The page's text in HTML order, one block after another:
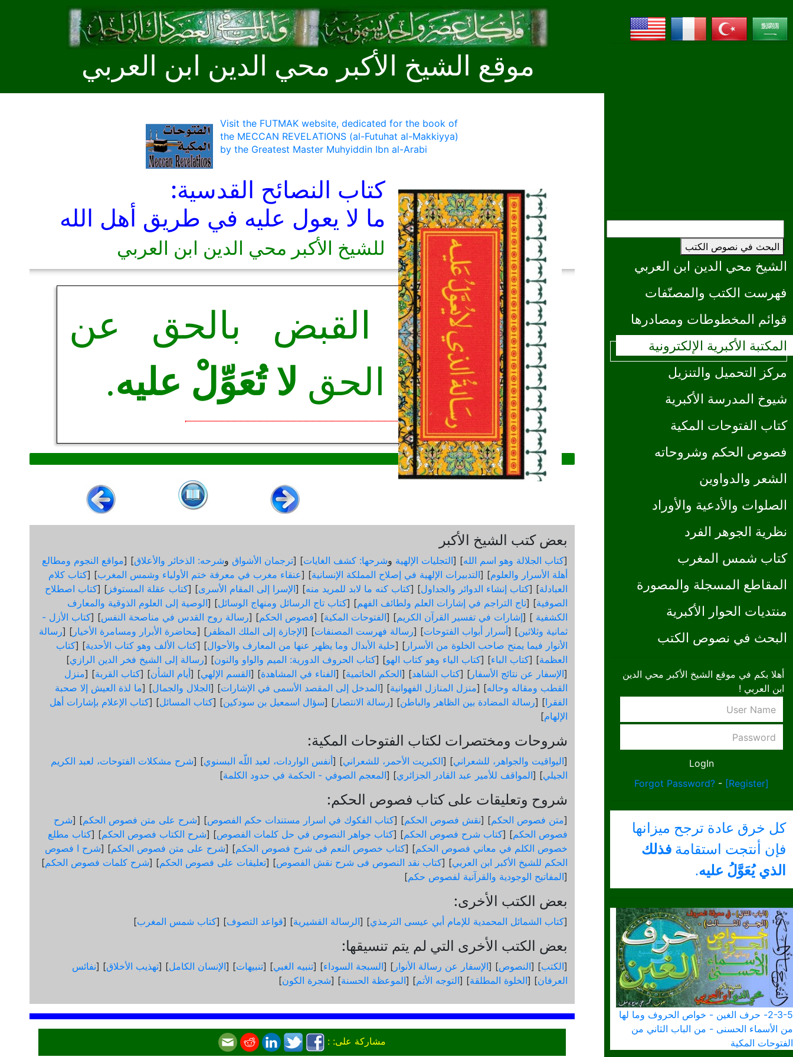
البحث في نصوص الكتب
الشيخ محي الدين ابن العربي
فهرست الكتب والمصنّفات
قوائم المخطوطات ومصادرها
المكتبة الأكبرية الإلكترونية
مركز التحميل والتنزيل
شيوخ المدرسة الأكبرية
كتاب الفتوحات المكية
فصوص الحكم وشروحاته
الشعر والدواوين
الصلوات والأدعية والأوراد
نظرية الجوهر الفرد
كتاب شمس المغرب
المقاطع المسجلة والمصورة
منتديات الحوار الأكبرية
البحث في نصوص الكتب
أهلا بكم في موقع الشيخ الأكبر محي الدين
ابن العربي !
Forgot Password? - [Register]
كل خرق عادة ترجح ميزانها
فإن أنتجت استقامة فذلك
الذي يُعَوَّلُ عليه.
2-3-5- حرف الغين - خواص الحروف وما لها
من الأسماء الحسنى - من الباب الثاني من
الفتوحات المكية
موقع الشيخ الأكبر محي الدين ابن العربي
Visit the FUTMAK website, dedicated for the book of
the MECCAN REVELATIONS (al-Futuhat al-Makkiyya)
by the Greatest Master Muhyiddin Ibn al-Arabi
كتاب النصائح القدسية:
ما لا يعول عليه في طريق أهل الله
للشيخ الأكبر محي الدين ابن العربي
القبض بالحق عن
الحق لا تُعَوِّلْ عليه.
بعض كتب الشيخ الأكبر
[كتاب الجلالة وهو اسم الله] [التجليات الإلهية وشرحها: كشف الغايات] [ترجمان الأشواق وشرحه: الذخائر والأعلاق] [مواقع النجوم ومطالع
أهلة الأسرار والعلوم] [التدبيرات الإلهية في إصلاح المملكة الإنسانية] [عنقاء مغرب في معرفة ختم الأولياء وشمس المغرب] [كتاب كلام
العبادلة] [كتاب إنشاء الدوائر والجداول] [كتاب كنه ما لابد للمريد منه] [الإسرا إلى المقام الأسرى] [كتاب عقلة المستوفز ] [كتاب اصطلاح
الصوفية] [تاج التراجم في إشارات العلم ولطائف الفهم] [كتاب تاج الرسائل ومنهاج الوسائل] [الوصية إلى العلوم الذوقية والمعارف
الكشفية ] [إشارات في تفسير القرآن الكريم] [الفتوحات المكية] [فصوص الحكم] [رسالة روح القدس في مناصحة النفس] [كتاب الأزل -
ثمانية وثلاثين] [أسرار أبواب الفتوحات] [رسالة فهرست المصنفات] [الإجازة إلى الملك المظفر ] [محاضرة الأبرار ومسامرة الأخيار ] [رسالة
الأنوار فيما يمنح صاحب الخلوة من الأسرار ] [حلية الأبدال وما يظهر عنها من المعارف والأحوال] [كتاب الألف وهو كتاب الأحدية] [كتاب
العظمة] [كتاب الباء] [كتاب الياء وهو كتاب الهو] [كتاب الحروف الدورية: الميم والواو والنون] [رسالة إلى الشيخ فخر الدين الرازي]
[الإسفار عن نتائج الأسفار ] [كتاب الشاهد] [الحكم الحاتمية] [الفناء في المشاهدة] [القسم الإلهي] [أيام الشأن] [كتاب القربة] [منزل
القطب ومقاله وحاله] [منزل المنازل الفهوانية] [المدخل إلى المقصد الأسمى في الإشارات] [الجلال والجمال] [ما لذة العيش إلا صحبة
الفقرا] [رسالة المضادة بين الظاهر والباطن] [رسالة الانتصار ] [سؤال اسمعيل بن سودكين] [كتاب المسائل] [كتاب الإعلام بإشارات أهل
الإلهام]
شروحات ومختصرات لكتاب الفتوحات المكية:
[اليواقيت والجواهر، للشعراني] [الكبريت الأحمر، للشعراني] [أنفس الواردات، لعبد اللّه البسنوي] [شرح مشكلات الفتوحات، لعبد الكريم
الجيلي] [المواقف للأمير عبد القادر الجزائري] [المعجم الصوفي - الحكمة في حدود الكلمة]
شروح وتعليقات على كتاب فصوص الحكم:
[متن فصوص الحكم] [نقش فصوص الحكم] [كتاب الفكوك في اسرار مستندات حكم الفصوص] [شرح على متن فصوص الحكم] [شرح
فصوص الحكم] [كتاب شرح فصوص الحكم] [كتاب جواهر النصوص في حل كلمات الفصوص] [شرح الكتاب فصوص الحكم] [كتاب مطلع
خصوص الكلم في معاني فصوص الحكم] [كتاب خصوص النعم فى شرح فصوص الحكم] [شرح على متن فصوص الحكم] [شرح ا فصوص
الحكم للشيخ الأكبر ابن العربي] [كتاب نقد النصوص فى شرح نقش الفصوص] [تعليقات على فصوص الحكم] [شرح كلمات فصوص الحكم]
[المفاتيح الوجودية والقرآنیة لفصوص حكم]
بعض الكتب الأخرى:
[كتاب الشمائل المحمدية للإمام أبي عيسى الترمذي] [الرسالة القشيرية] [قواعد التصوف] [كتاب شمس المغرب]
بعض الكتب الأخرى التي لم يتم تنسيقها:
[الكتب] [النصوص] [الإسفار عن رسالة الأنوار ] [السبجة السوداء] [تنبيه الغبي] [تنبيهات] [الإنسان الكامل] [تهذيب الأخلاق] [نفائس
العرفان] [الخلوة المطلقة] [التوجه الأتم] [الموعظة الحسنة] [شجرة الكون]
مشاركة على: :